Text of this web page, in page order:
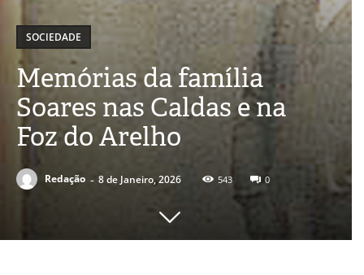
SOCIEDADE
Memórias da família
Soares nas Caldas e na
Foz do Arelho
Redação - 8 de Janeiro, 2026 543 0